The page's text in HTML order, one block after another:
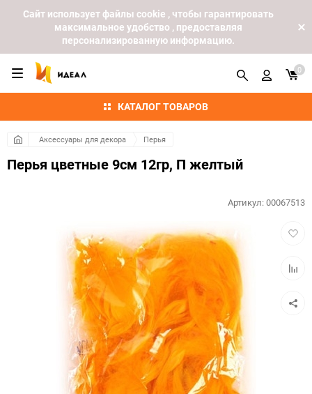
Cайт использует файлы cookie , чтобы гарантировать
максимальное удобство , предоставляя
персонализированную информацию.
КАТАЛОГ ТОВАРОВ
0
Аксессуары для декора Перья
Перья цветные 9см 12гр, П желтый
Артикул:00067513